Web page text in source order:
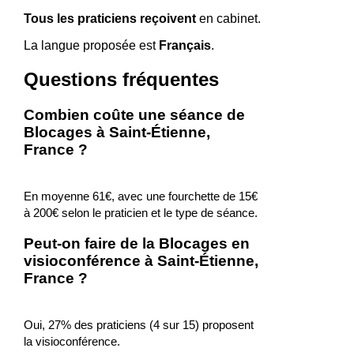
Tous les praticiens reçoiventen cabinet.
La langue proposée est Français.
Questions fréquentes
Combien coûte une séance de
Blocages à Saint-Étienne,
France ?
En moyenne 61€, avec une fourchette de 15€
à 200€ selon le praticien et le type de séance.
Peut-on faire de la Blocages en
visioconférence à Saint-Étienne,
France ?
Oui, 27% des praticiens (4 sur 15) proposent
la visioconférence.